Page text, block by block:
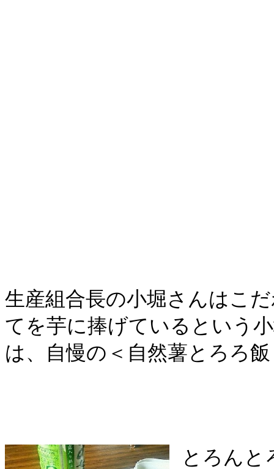
生産組合長の小堀さんはこ
てを芋に捧げているという
は、自慢の＜自然薯とろろ
とろんと